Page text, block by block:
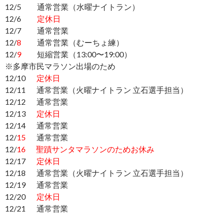
12/5 通常営業（水曜ナイトラン）
12/6 定休日
12/7 通常営業
12/8 通常営業（むーちょ練）
12/9短縮営業（13:00〜19:00）
※多摩市民マラソン出場のため
12/10 定休日
12/11 通常営業（火曜ナイトラン 立石選手担当）
12/12 通常営業
12/13 定休日
12/14 通常営業
12/15 通常営業
12/16
聖蹟サンタマラソンのためお休み
12/17 定休日
12/18 通常営業（火曜ナイトラン 立石選手担当）
12/19 通常営業
12/20 定休日
12/21 通常営業